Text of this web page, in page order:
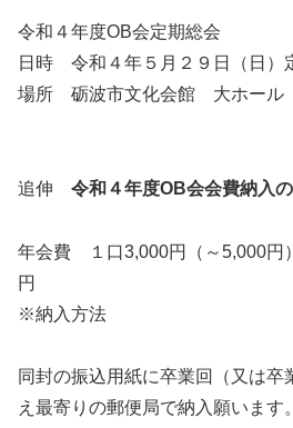
令和４年度OB会定期総会
日時 令和４年５月２９日（日）
場所 砺波市文化会館 大ホール
追伸 令和４年度OB会会費納入
年会費 １口3,000円（～5,000円
円
※納入方法
同封の振込用紙に卒業回（又は卒
え最寄りの郵便局で納入願います。